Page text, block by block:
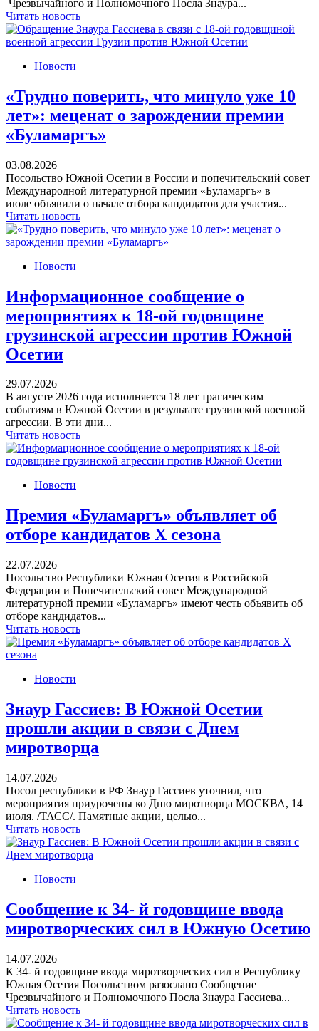
Чрезвычайного и Полномочного Посла Знаура...
Читать новость
Новости
«Трудно поверить, что минуло уже 10
лет»: меценат о зарождении премии
«Буламаргъ»
03.08.2026
Посольство Южной Осетии в России и попечительский совет
Международной литературной премии «Буламаргъ» в
июле объявили о начале отбора кандидатов для участия...
Читать новость
Новости
Информационное сообщение о
мероприятиях к 18-ой годовщине
грузинской агрессии против Южной
Осетии
29.07.2026
В августе 2026 года исполняется 18 лет трагическим
событиям в Южной Осетии в результате грузинской военной
агрессии. В эти дни...
Читать новость
Новости
Премия «Буламаргъ» объявляет об
отборе кандидатов Х сезона
22.07.2026
Посольство Республики Южная Осетия в Российской
Федерации и Попечительский совет Международной
литературной премии «Буламаргъ» имеют честь объявить об
отборе кандидатов...
Читать новость
Новости
Знаур Гассиев: В Южной Осетии
прошли акции в связи с Днем
миротворца
14.07.2026
Посол республики в РФ Знаур Гассиев уточнил, что
мероприятия приурочены ко Дню миротворца МОСКВА, 14
июля. /ТАСС/. Памятные акции, целью...
Читать новость
Новости
Сообщение к 34- й годовщине ввода
миротворческих сил в Южную Осетию
14.07.2026
К 34- й годовщине ввода миротворческих сил в Республику
Южная Осетия Посольством разослано Сообщение
Чрезвычайного и Полномочного Посла Знаура Гассиева...
Читать новость